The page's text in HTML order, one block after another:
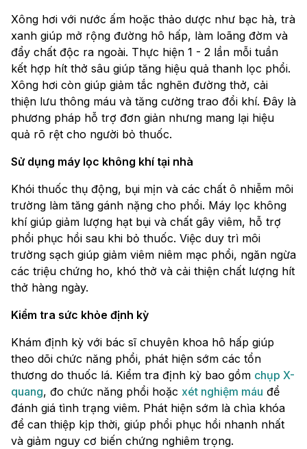
Xông hơi với nước ấm hoặc thảo dược như bạc hà, trà
xanh giúp mở rộng đường hô hấp, làm loãng đờm và
đẩy chất độc ra ngoài. Thực hiện 1 - 2 lần mỗi tuần
kết hợp hít thở sâu giúp tăng hiệu quả thanh lọc phổi.
Xông hơi còn giúp giảm tắc nghẽn đường thở, cải
thiện lưu thông máu và tăng cường trao đổi khí. Đây là
phương pháp hỗ trợ đơn giản nhưng mang lại hiệu
quả rõ rệt cho người bỏ thuốc.
Sử dụng máy lọc không khí tại nhà
Khói thuốc thụ động, bụi mịn và các chất ô nhiễm môi
trường làm tăng gánh nặng cho phổi. Máy lọc không
khí giúp giảm lượng hạt bụi và chất gây viêm, hỗ trợ
phổi phục hồi sau khi bỏ thuốc. Việc duy trì môi
trường sạch giúp giảm viêm niêm mạc phổi, ngăn ngừa
các triệu chứng ho, khó thở và cải thiện chất lượng hít
thở hàng ngày.
Kiểm tra sức khỏe định kỳ
Khám định kỳ với bác sĩ chuyên khoa hô hấp giúp
theo dõi chức năng phổi, phát hiện sớm các tổn
thương do thuốc lá. Kiểm tra định kỳ bao gồm chụp X-
quang, đo chức năng phổi hoặc xét nghiệm máu để
đánh giá tình trạng viêm. Phát hiện sớm là chìa khóa
để can thiệp kịp thời, giúp phổi phục hồi nhanh nhất
và giảm nguy cơ biến chứng nghiêm trọng.